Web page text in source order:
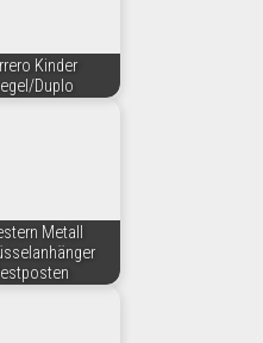
Kinder
Duplo
Metall